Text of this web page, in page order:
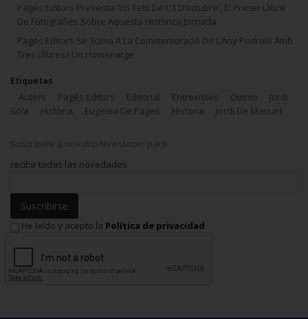
Pagès Editors Presenta 'Els Fets De L’1 D’octubre', El Primer Llibre
De Fotografies Sobre Aquesta Històrica Jornada
Pagès Editors Se Suma A La Commemoració De L’Any Pedrolo Amb
Tres Llibres I Un Homenatge
Etiquetas
Autors Pagès Editors Editorial Entrevistes Opinio
Jordi
Sola
Història Eugenia De Pages Historia Jordi De Manuel
Suscríbete a nuestro Newsletter para
recibir todas las novedades
Suscribirse
He leído y acepto la Política de privacidad